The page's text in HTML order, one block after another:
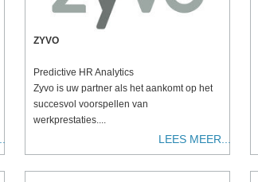
ZYVO
Predictive HR Analytics
Zyvo is uw partner als het aankomt op het
succesvol voorspellen van
werkprestaties....
LEES MEER...